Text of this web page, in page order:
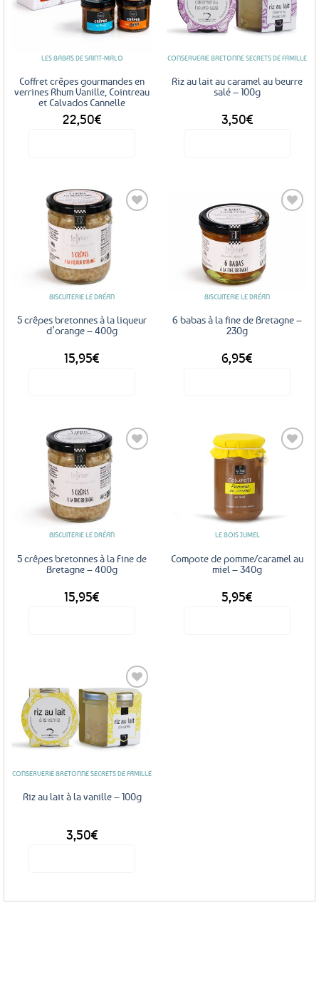
Ajouter
aux
favoris
LES BABAS DE SAINT-MALO
Coffret crêpes gourmandes en
verrines Rhum Vanille, Cointreau
et Calvados Cannelle
22,50€
Ajouter
aux
favoris
CONSERVERIE BRETONNE SECRETS DE FAMILLE
Riz au lait au caramel au beurre
salé – 100g
3,50€
BISCUITERIE LE DRÉAN
5 crêpes bretonnes à la liqueur
d’orange – 400g
15,95€
BISCUITERIE LE DRÉAN
6 babas à la fine de Bretagne –
230g
6,95€
BISCUITERIE LE DRÉAN
5 crêpes bretonnes à la Fine de
Bretagne – 400g
15,95€
LE BOIS JUMEL
Compote de pomme/caramel au
miel – 340g
5,95€
Ajouter
aux
favoris
CONSERVERIE BRETONNE SECRETS DE FAMILLE
Riz au lait à la vanille – 100g
3,50€